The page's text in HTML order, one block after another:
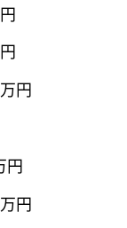
円
円
円